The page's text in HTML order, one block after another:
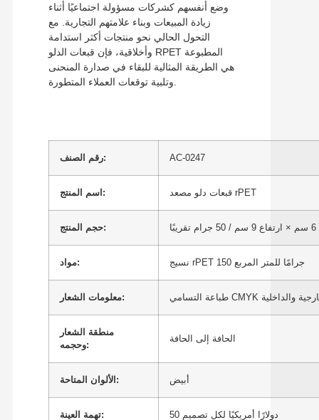
وضع أنفسهم كشركات مسؤولة اجتماعيًا أثناء
زيادة المبيعات وبناء علامتهم التجارية. مع
التحول الحالي نحو منتجات أكثر استدامة
وأخلاقية، فإن قبعات الدلو RPET المطبوعة
هي الطريقة المثالية للبقاء في صدارة المنحنى
رقم الصنف: AC-0247
اسم المنتج: قبعات دلو مصعد rPET
حجم المنتج:
مواد: نسيج rPET 150 جرامًا للمتر المربع
معلومات الشعار:
منطقة الشعار
وحجمه:
الحافة إلى الحافة
الألوان المتاحة: أبيض
تهمة العينة: 50 دولارًا أمريكيًا لكل تصميم